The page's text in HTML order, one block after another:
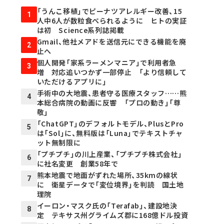
1
「うんこ移植」でピーナツアレルギー改善、15
人中6人が数粒食べられるように ヒトの実証
は初 Science系列誌掲載
2
Gmail、他社メアドを送信元にできる機能を廃
止へ
3
個人開発「家系ラーメンマニア」で利用者急
増 対応追いつかず一部停止 「より信頼して
いただけるアプリに」
4
手術中の大地震、患者守る医療スタッフ……熊
本総合病院の動画に反響 「プロの動き」「尊
敬」
5
「ChatGPT」のデフォルトモデル、PlusとPro
は「Sol」に、無料版は「Luna」でテキストチャ
ット無制限に
6
「プチプチ」の川上産業、「プチプチ株式会社」
に社名変更 創業58年で
7
熊本地震で地面がずれた場所、35kmの線状
に 衛星データで「変位境界」を判読 国土地
理院
8
イーロン・マスク氏の「Terafab」、建設地決
定 テキサス州グライムズ郡に168億ドル投資